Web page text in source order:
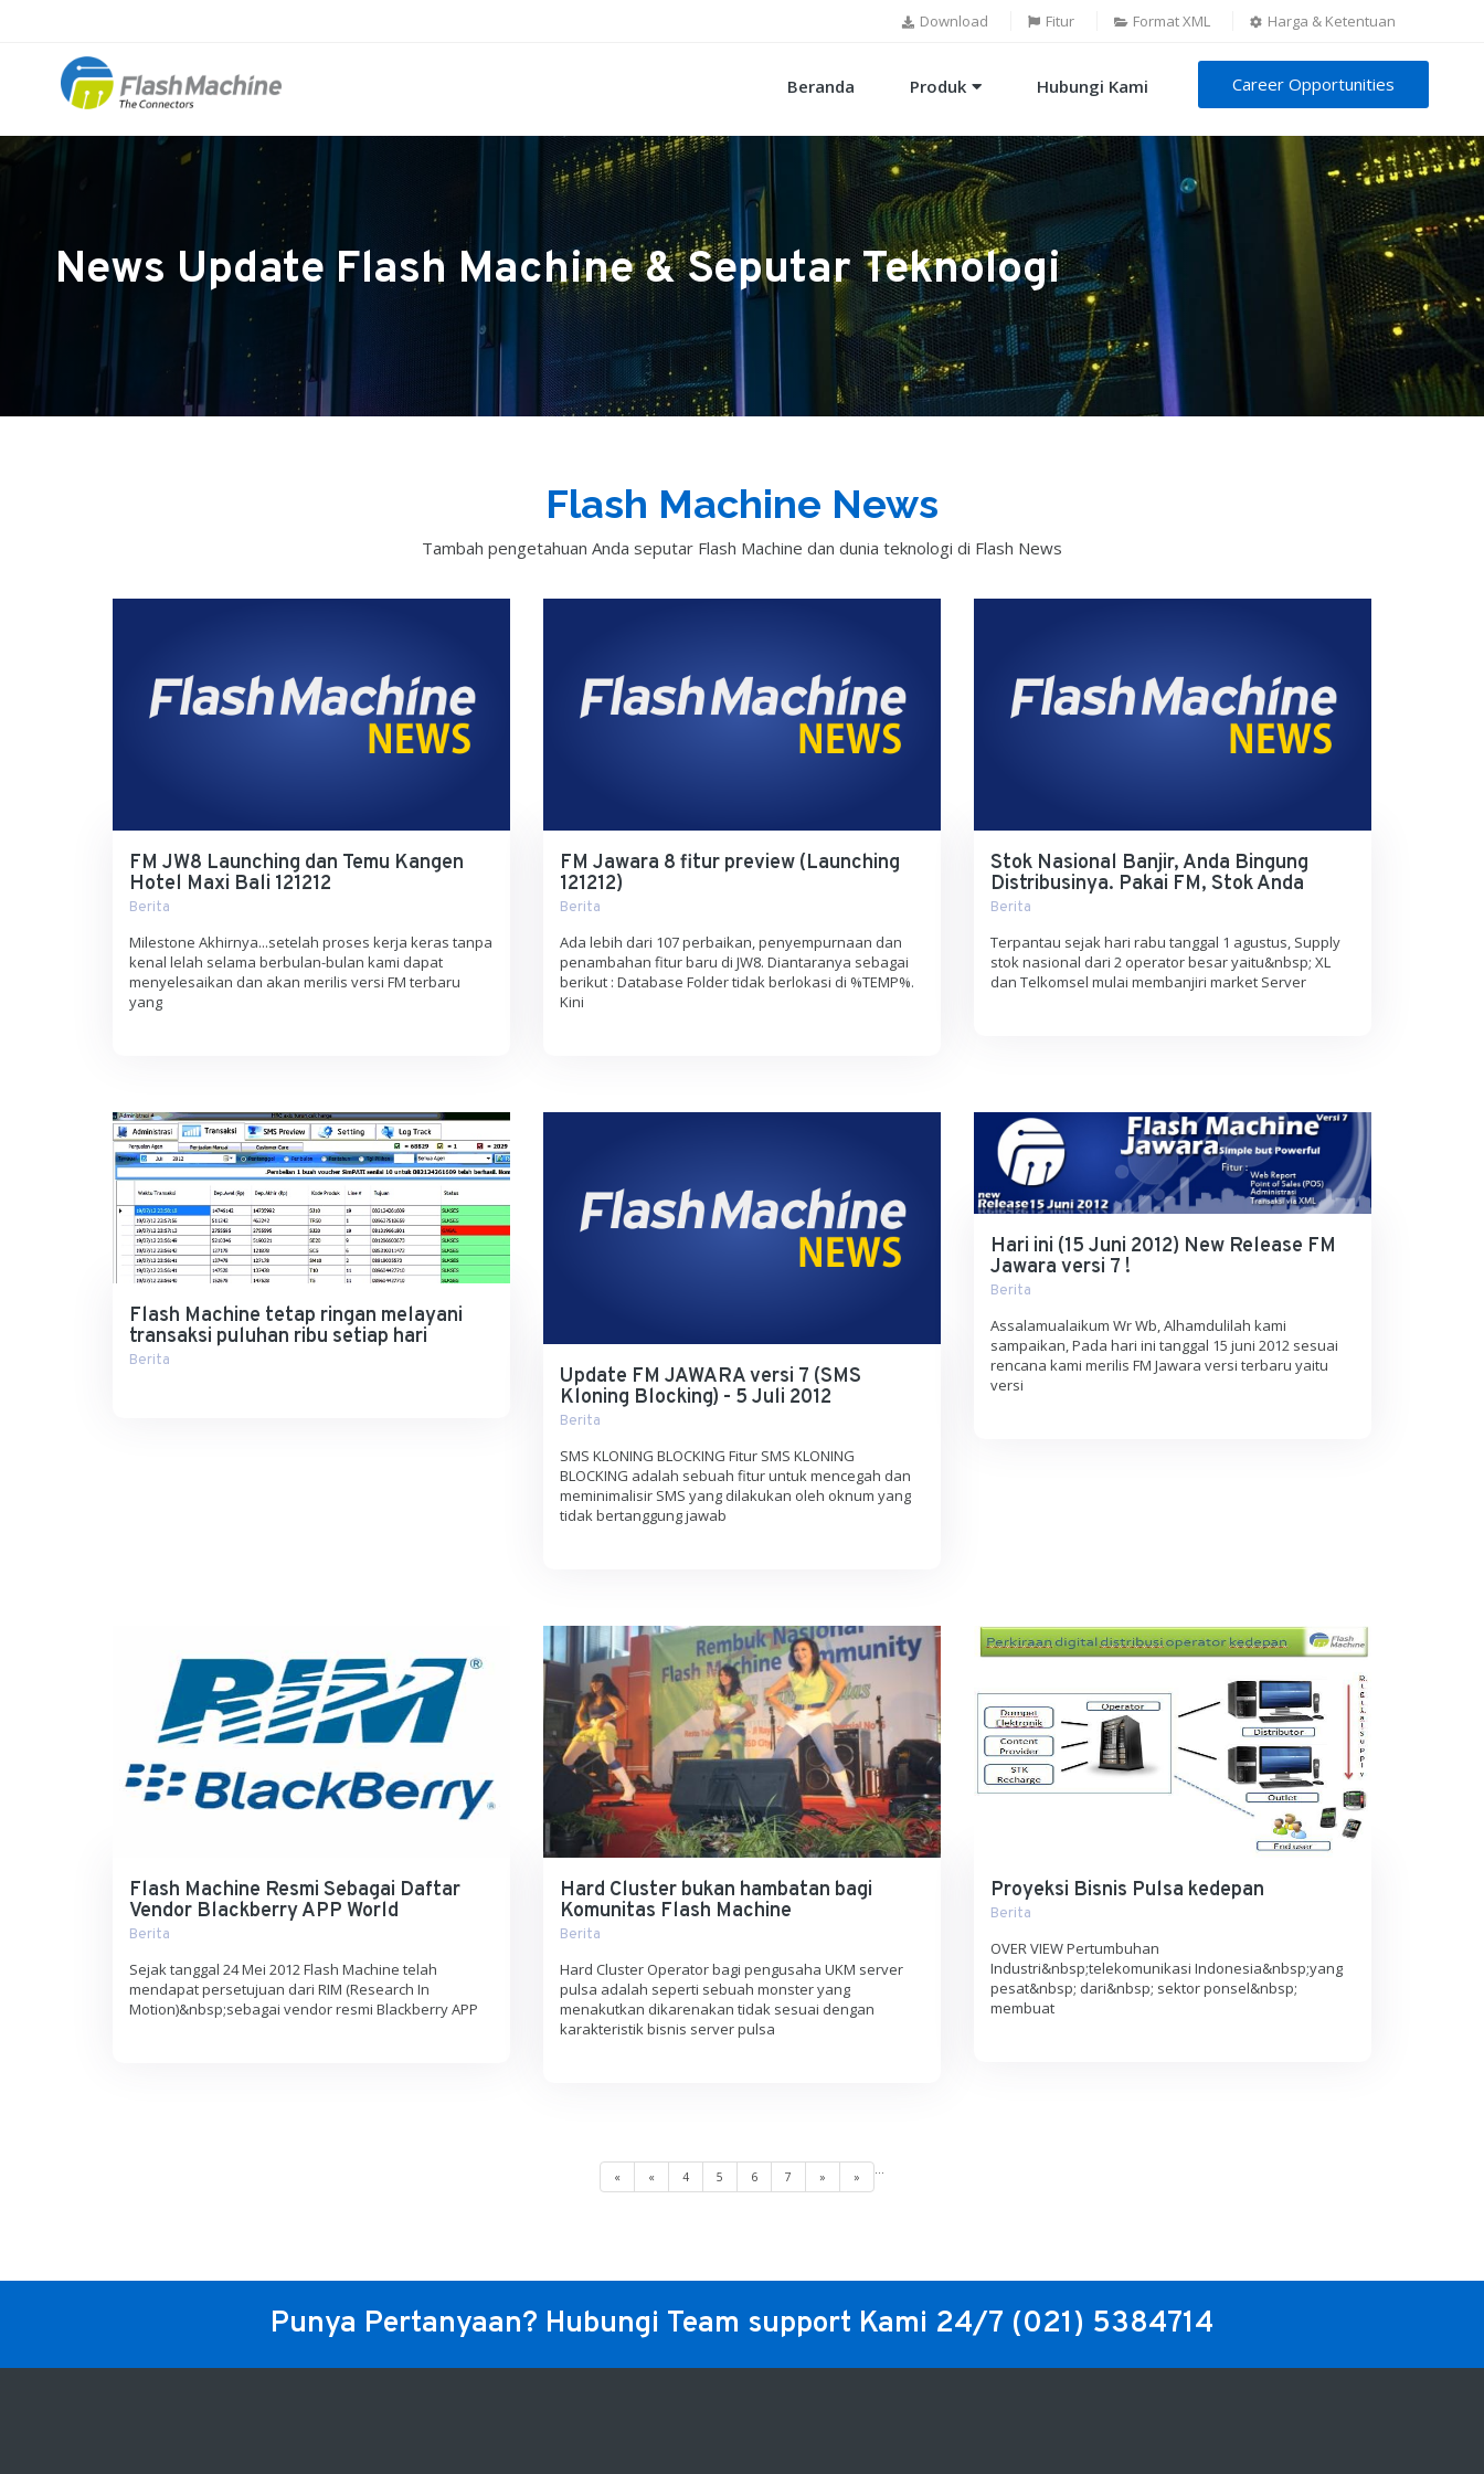
Download Fitur Format XML Harga & Ketentuan
Beranda Produk Hubungi Kami Career Opportunities
News Update Flash Machine & Seputar Teknologi
Flash Machine News
Tambah pengetahuan Anda seputar Flash Machine dan dunia teknologi di Flash News
FM JW8 Launching dan Temu Kangen
Hotel Maxi Bali 121212
Berita
Milestone Akhirnya...setelah proses kerja keras tanpa
kenal lelah selama berbulan-bulan kami dapat
menyelesaikan dan akan merilis versi FM terbaru
yang
FM Jawara 8 fitur preview (Launching
121212)
Berita
Ada lebih dari 107 perbaikan, penyempurnaan dan
penambahan fitur baru di JW8. Diantaranya sebagai
berikut : Database Folder tidak berlokasi di %TEMP%.
Kini
Stok Nasional Banjir, Anda Bingung
Distribusinya. Pakai FM, Stok Anda
Berita
Terpantau sejak hari rabu tanggal 1 agustus, Supply
stok nasional dari 2 operator besar yaitu&nbsp; XL
dan Telkomsel mulai membanjiri market Server
Flash Machine tetap ringan melayani
transaksi puluhan ribu setiap hari
Berita
Update FM JAWARA versi 7 (SMS
Kloning Blocking) - 5 Juli 2012
Berita
SMS KLONING BLOCKING Fitur SMS KLONING
BLOCKING adalah sebuah fitur untuk mencegah dan
meminimalisir SMS yang dilakukan oleh oknum yang
tidak bertanggung jawab
Hari ini (15 Juni 2012) New Release FM
Jawara versi 7 !
Berita
Assalamualaikum Wr Wb, Alhamdulilah kami
sampaikan, Pada hari ini tanggal 15 juni 2012 sesuai
rencana kami merilis FM Jawara versi terbaru yaitu
versi
Flash Machine Resmi Sebagai Daftar
Vendor Blackberry APP World
Berita
Sejak tanggal 24 Mei 2012 Flash Machine telah
mendapat persetujuan dari RIM (Research In
Motion)&nbsp;sebagai vendor resmi Blackberry APP
Hard Cluster bukan hambatan bagi
Komunitas Flash Machine
Berita
Hard Cluster Operator bagi pengusaha UKM server
pulsa adalah seperti sebuah monster yang
menakutkan dikarenakan tidak sesuai dengan
karakteristik bisnis server pulsa
Proyeksi Bisnis Pulsa kedepan
Berita
OVER VIEW Pertumbuhan
Industri&nbsp;telekomunikasi Indonesia&nbsp;yang
pesat&nbsp; dari&nbsp; sektor ponsel&nbsp;
membuat
« « ...
4 5 6 7 » »
Punya Pertanyaan? Hubungi Team support Kami 24/7 (021) 5384714